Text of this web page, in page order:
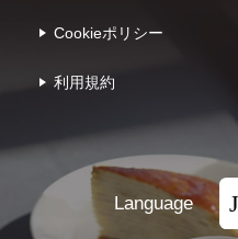
Cookieポリシー
利⽤規約
Language